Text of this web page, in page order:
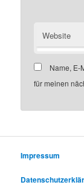
Website
Name, E-
für meinen
Impressum